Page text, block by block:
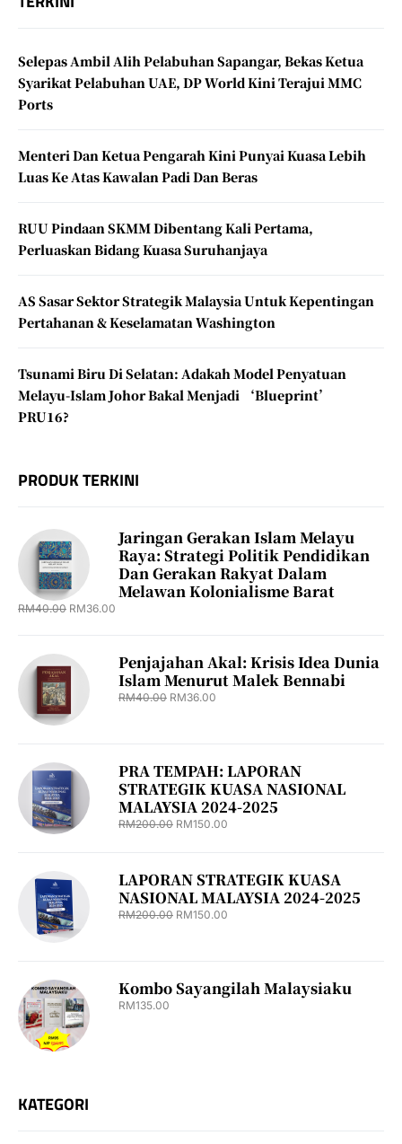
Selepas Ambil Alih Pelabuhan Sapangar, Bekas Ketua
Syarikat Pelabuhan UAE, DP World Kini Terajui MMC
Ports
Menteri Dan Ketua Pengarah Kini Punyai Kuasa Lebih
Luas Ke Atas Kawalan Padi Dan Beras
RUU Pindaan SKMM Dibentang Kali Pertama,
Perluaskan Bidang Kuasa Suruhanjaya
AS Sasar Sektor Strategik Malaysia Untuk Kepentingan
Pertahanan & Keselamatan Washington
Tsunami Biru Di Selatan: Adakah Model Penyatuan
Melayu-Islam Johor Bakal Menjadi ‘Blueprint’
PRU16?
PRODUK TERKINI
Jaringan Gerakan Islam Melayu
Raya: Strategi Politik Pendidikan
Dan Gerakan Rakyat Dalam
Melawan Kolonialisme Barat
RM40.00 RM36.00
Penjajahan Akal: Krisis Idea Dunia
Islam Menurut Malek Bennabi
RM40.00 RM36.00
PRA TEMPAH: LAPORAN
STRATEGIK KUASA NASIONAL
MALAYSIA 2024-2025
RM200.00 RM150.00
LAPORAN STRATEGIK KUASA
NASIONAL MALAYSIA 2024-2025
RM200.00 RM150.00
Kombo Sayangilah Malaysiaku
RM135.00
KATEGORI